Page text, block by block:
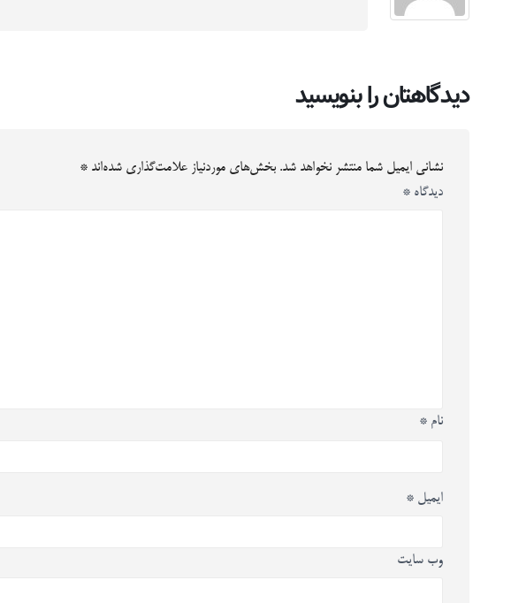
دیدگاهتان را بنویسید
نشانی ایمیل شما منتشر نخواهد شد. بخش‌های موردنیاز علامت‌گذاری شده‌اند *
دیدگاه *
نام *
ایمیل *
وب‌ سایت